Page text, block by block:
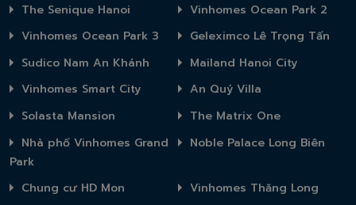
The Senique Hanoi
Vinhomes Ocean Park 2
Vinhomes Ocean Park 3
Geleximco Lê Trọng Tấn
Sudico Nam An Khánh
Mailand Hanoi City
Vinhomes Smart City
An Quý Villa
Solasta Mansion
The Matrix One
Nhà phố Vinhomes Grand
Park
Noble Palace Long Biên
Chung cư HD Mon
Vinhomes Thăng Long